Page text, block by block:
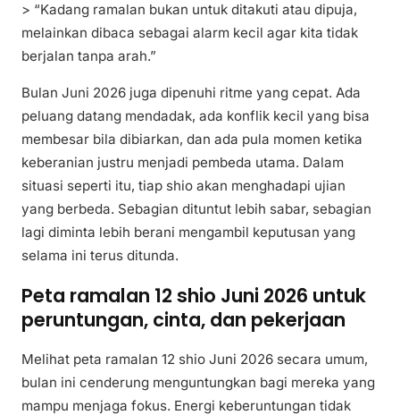
> “Kadang ramalan bukan untuk ditakuti atau dipuja,
melainkan dibaca sebagai alarm kecil agar kita tidak
berjalan tanpa arah.”
Bulan Juni 2026 juga dipenuhi ritme yang cepat. Ada
peluang datang mendadak, ada konflik kecil yang bisa
membesar bila dibiarkan, dan ada pula momen ketika
keberanian justru menjadi pembeda utama. Dalam
situasi seperti itu, tiap shio akan menghadapi ujian
yang berbeda. Sebagian dituntut lebih sabar, sebagian
lagi diminta lebih berani mengambil keputusan yang
selama ini terus ditunda.
Peta ramalan 12 shio Juni 2026 untuk
peruntungan, cinta, dan pekerjaan
Melihat peta ramalan 12 shio Juni 2026 secara umum,
bulan ini cenderung menguntungkan bagi mereka yang
mampu menjaga fokus. Energi keberuntungan tidak